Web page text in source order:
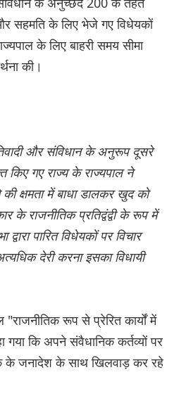
और सहमति के लिए भेजे गए विधेयकों
के लिए बाहरी समय सीमा
की।
और संविधान के अनुरूप दूसरे
किए गए राज्य के राज्यपाल ने
की क्षमता में बाधा डालकर खुद को
के राजनीतिक प्रतिद्वंद्वी के रूप में
पारित विधेयकों पर विचार
देरी करना इसका विधायी
रूप से प्रेरित कार्यों में
गया कि अपने संवैधानिक कर्तव्यों पर
के जनादेश के साथ खिलवाड़ कर रहे